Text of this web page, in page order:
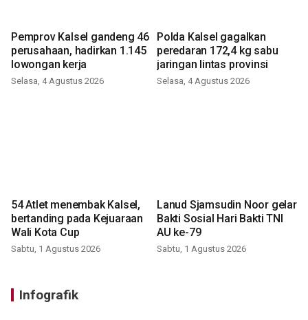
Pemprov Kalsel gandeng 46
perusahaan, hadirkan 1.145
lowongan kerja
Selasa, 4 Agustus 2026
Polda Kalsel gagalkan
peredaran 172,4 kg sabu
jaringan lintas provinsi
Selasa, 4 Agustus 2026
54 Atlet menembak Kalsel,
bertanding pada Kejuaraan
Wali Kota Cup
Sabtu, 1 Agustus 2026
Lanud Sjamsudin Noor gelar
Bakti Sosial Hari Bakti TNI
AU ke-79
Sabtu, 1 Agustus 2026
Infografik